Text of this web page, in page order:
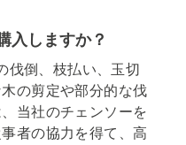
入しますか？
伐倒、枝払い、玉切
の剪定や部分的な伐
当社のチェンソーを
者の協力を得て、高